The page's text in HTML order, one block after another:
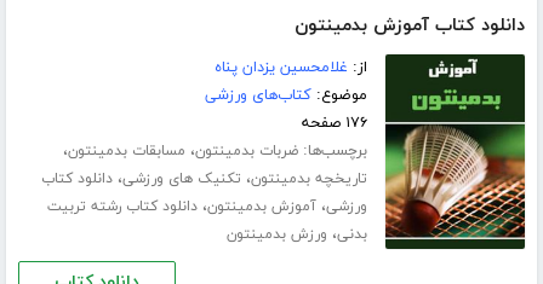
دانلود کتاب آموزش بدمینتون
از: غلامحسین یزدان پناه
موضوع:کتاب‌های ورزشی
۱۷۶ صفحه
برچسب‌ها:ضربات بدمینتون، مسابقات بدمینتون،
تاریخچه بدمینتون، تکنیک های ورزشی،دانلود کتاب
ورزشی،آموزش بدمینتون،دانلود کتاب رشته تربیت
بدنی، ورزش بدمینتون